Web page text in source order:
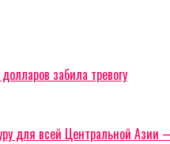
забила тревогу
для всей Центральной Азии